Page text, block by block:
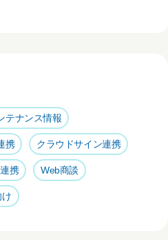
テナンス情報
携 クラウドサイン連携
携 Web商談
け